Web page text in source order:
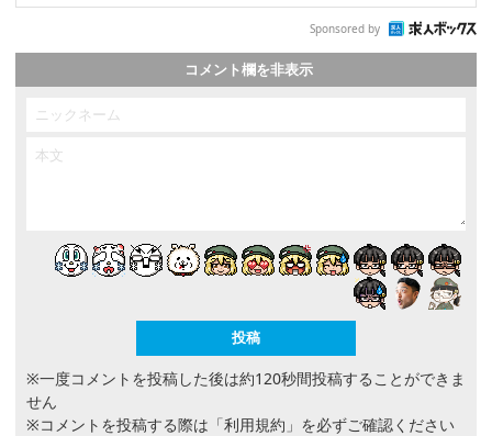
Sponsored by
コメント欄を非表示
※一度コメントを投稿した後は約120秒間投稿することができま
せん
※コメントを投稿する際は 「利用規約」 を必ずご確認ください